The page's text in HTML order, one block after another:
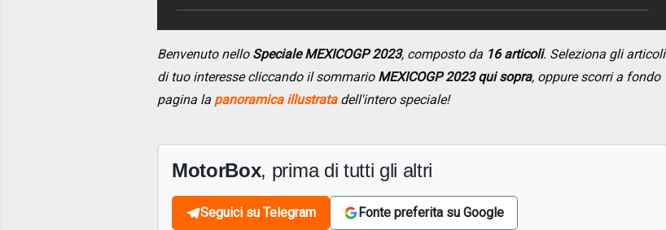
Benvenuto nello Speciale MEXICOGP 2023, composto da 16 articoli. Seleziona gli articoli
di tuo interesse cliccando il sommario MEXICOGP 2023 qui sopra, oppure scorri a fondo
pagina la panoramica illustratadell'intero speciale!
MotorBox, prima di tutti gli altri
Seguici su Telegram Fonte preferita su Google